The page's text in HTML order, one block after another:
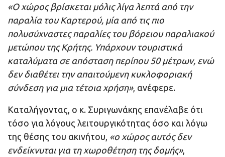
«Ο χώρος βρίσκεται μόλις λίγα λεπτά από την
παραλία του Καρτερού, μία από τις πιο
πολυσύχναστες παραλίες του βόρειου παραλιακού
μετώπου της Κρήτης. Υπάρχουν τουριστικά
καταλύματα σε απόσταση περίπου 50 μέτρων, ενώ
δεν διαθέτει την απαιτούμενη κυκλοφοριακή
σύνδεση για μια τέτοια χρήση», ανέφερε.
Καταλήγοντας, ο κ. Συριγωνάκης επανέλαβε ότι
τόσο για λόγους λειτουργικότητας όσο και λόγω
της θέσης του ακινήτου, «ο χώρος αυτός δεν
ενδείκνυται για τη χωροθέτηση της δομής»,